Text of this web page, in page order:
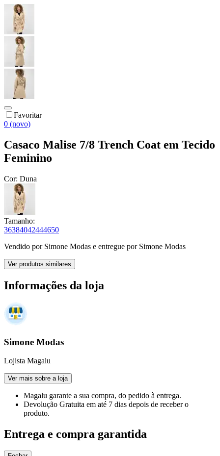
Favoritar
0 (novo)
Casaco Malise 7/8 Trench Coat em Tecido
Feminino
Cor: Duna
Tamanho:
36384042444650
Vendido por Simone Modas e entregue por Simone Modas
Ver produtos similares
Informações da loja
Simone Modas
Lojista Magalu
Ver mais sobre a loja
Magalu garante a sua compra, do pedido à entrega.
Devolução Gratuita em até 7 dias depois de receber o
produto.
Entrega e compra garantida